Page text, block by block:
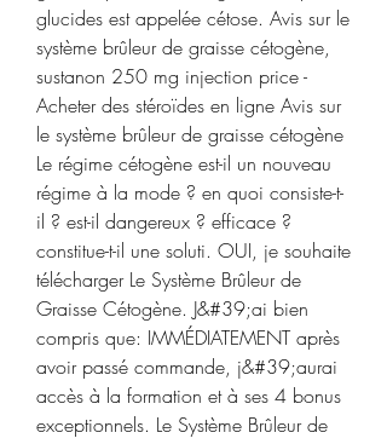
glucides est appelée cétose. Avis sur le
système brûleur de graisse cétogène,
sustanon 250 mg injection price -
Acheter des stéroïdes en ligne Avis sur
le système brûleur de graisse cétogène
Le régime cétogène est-il un nouveau
régime à la mode ? en quoi consiste-t-
il ? est-il dangereux ? efficace ?
constitue-t-il une soluti. OUI, je souhaite
télécharger Le Système Brûleur de
Graisse Cétogène. J&#39;ai bien
compris que: IMMÉDIATEMENT après
avoir passé commande, j&#39;aurai
accès à la formation et à ses 4 bonus
exceptionnels. Le Système Brûleur de